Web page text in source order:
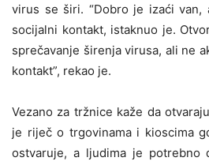
virus se širi. “Dobro je izaći van,
socijalni kontakt, istaknuo je.
sprečavanje širenja virusa, ali ne
kontakt”, rekao je.
Vezano za tržnice kaže da
je riječ o trgovinama i kioscima
ostvaruje, a ljudima je potrebno